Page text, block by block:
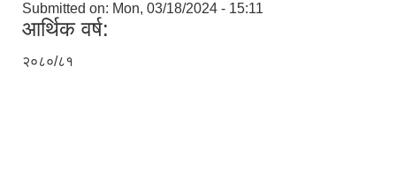
Submitted on: Mon, 03/18/2024 - 15:11
आर्थिक वर्ष:
२०८०/८१